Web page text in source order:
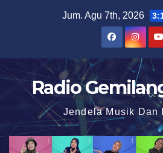
t
o
Jum. Agu 7th, 2026
Radio
Jendela Musik Dan